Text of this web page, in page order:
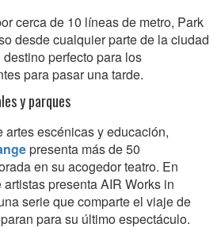
cerca de 10 líneas de metro, Park
desde cualquier parte de la ciudad
perfecto para los
para pasar una tarde.
y parques
artes escénicas y educación,
presenta más de 50
en su acogedor teatro. En
presenta AIR Works in
serie que comparte el viaje de
para su último espectáculo.